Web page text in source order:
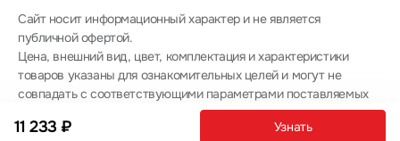
11 233 ₽ Узнать
Сайт носит информационный характер и не является
публичной офертой.
Цена, внешний вид, цвет, комплектация и характеристики
товаров указаны для ознакомительных целей и могут не
совпадать с соответствующими параметрами поставляемых
товаров - уточняйте информацию у менеджера при
оформлении заказа.